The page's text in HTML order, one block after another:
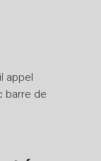
appel
barre de